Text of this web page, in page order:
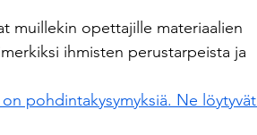
muillekin opettajille materiaalien
ihmisten perustarpeista ja
pohdintakysymyksiä. Ne löytyvät